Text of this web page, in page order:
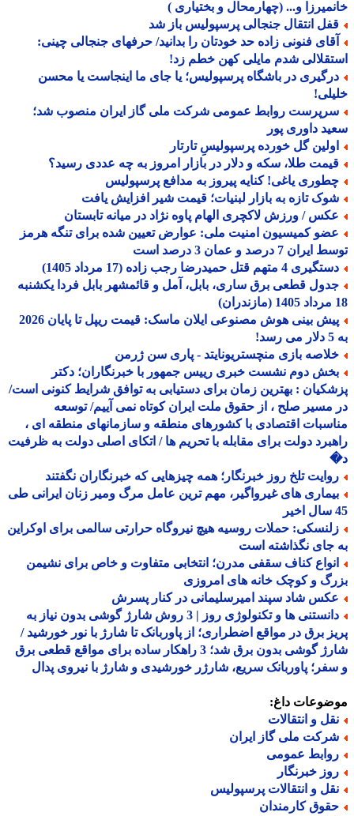
و... (چهارمحال و بختیاری )
انتقال جنجالی پرسپولیس باز شد
فنونی زاده حد خودتان را بدانید/ حرفهای جنجالی چینی:
شدم مایلی کهن خطم زد!
در باشگاه پرسپولیس؛ یا جای ما اینجاست یا محسن
روابط عمومی شرکت ملی گاز ایران منصوب شد؛
داوری پور
گل خورده پرسپولیسِ تارتار
طلا، سکه و دلار در بازار امروز به چه عددی رسید؟
یاغی! کنایه پیروز به مدافع پرسپولیس
تازه به بازار لبنیات؛ قیمت شیر افزایش یافت
/ ورزش لاکچری الهام پاوه نژاد در میانه تابستان
کمیسیون امنیت ملی: عوارض تعیین شده برای تنگه هرمز
7 درصد و عمان 3 درصد است
4 متهم قتل حمیدرضا رجب زاده (17 مرداد 1405)
قطعی برق ساری، بابل، آمل و قائمشهر بابل فردا یکشنبه
پیش بینی هوش مصنوعی ایلان ماسک: قیمت ریپل تا پایان 2026
بازی منچستریونایتد - پاری سن ژرمن
دوم نشست خبری رییس جمهور با خبرنگاران؛ دکتر
: بهترین زمان برای دستیابی به توافق شرایط کنونی است/
مسیر صلح ، از حقوق ملت ایران کوتاه نمی آییم/ توسعه
اقتصادی با کشورهای منطقه و سازمانهای منطقه ای ،
دولت برای مقابله با تحریم ها / اتکای اصلی دولت به ظرفیت
تلخ روز خبرنگار؛ همه چیزهایی که خبرنگاران نگفتند
های غیرواگیر، مهم ترین عامل مرگ ومیر زنان ایرانی طی
حملات روسیه هیچ نیروگاه حرارتی سالمی برای اوکراین
جای نگذاشته است
کناف سقفی مدرن؛ انتخابی متفاوت و خاص برای نشیمن
و کوچک خانه های امروزی
شاد سپند امیرسلیمانی در کنار پسرش
دانستنی ها و تکنولوژی روز | 3 روش شارژ گوشی بدون نیاز به
برق در مواقع اضطراری؛ از پاوربانک تا شارژ با نور خورشید /
شارژ گوشی بدون برق شد؛ 3 راهکار ساده برای مواقع قطعی برق
پاوربانک سریع، شارژر خورشیدی و شارژ با نیروی پدال
داغ:
و انتقالات
ملی گاز ایران
عمومی
خبرنگار
و انتقالات پرسپولیس
کارمندان